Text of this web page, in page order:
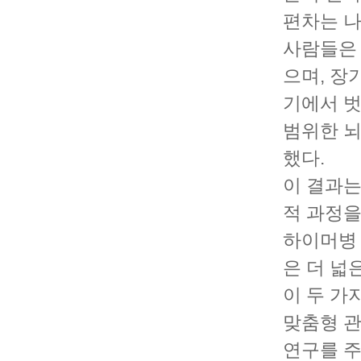
편차는
사람들
으며, 장
기에서
범위한
했다.
이 결과
적 과정
하이머
은 더 넓
이 두 가
맞춤형
연구를